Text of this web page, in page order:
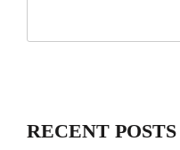
RECENT POSTS